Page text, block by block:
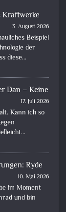
Kraftwerke
3. August 2026
Beispiel
der
diese…
Dan – Keine
17. Juli 2026
Kann ich so
Ryde
10. Mai 2026
im Moment
und bin